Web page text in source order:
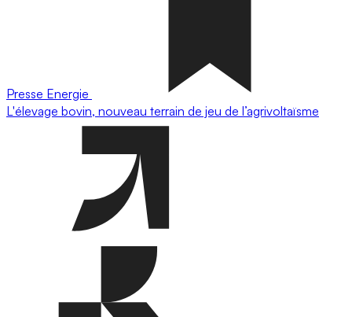
Presse Energie
L'élevage bovin, nouveau terrain de jeu de l’agrivoltaïsme